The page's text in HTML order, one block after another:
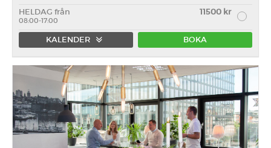
HELDAG från 11500 kr
08:00-17:00
KALENDER BOKA
Förmiddag Eftermiddag Heldag